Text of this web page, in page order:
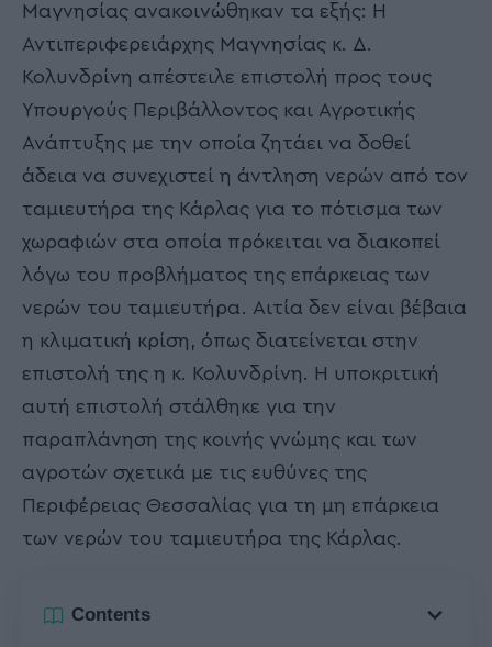
Μαγνησίας ανακοινώθηκαν τα εξής: Η
Αντιπεριφερειάρχης Μαγνησίας κ. Δ.
Κολυνδρίνη απέστειλε επιστολή προς τους
Υπουργούς Περιβάλλοντος και Αγροτικής
Ανάπτυξης με την οποία ζητάει να δοθεί
άδεια να συνεχιστεί η άντληση νερών από τον
ταμιευτήρα της Κάρλας για το πότισμα των
χωραφιών στα οποία πρόκειται να διακοπεί
λόγω του προβλήματος της επάρκειας των
νερών του ταμιευτήρα. Αιτία δεν είναι βέβαια
η κλιματική κρίση, όπως διατείνεται στην
επιστολή της η κ. Κολυνδρίνη. Η υποκριτική
αυτή επιστολή στάλθηκε για την
παραπλάνηση της κοινής γνώμης και των
αγροτών σχετικά με τις ευθύνες της
Περιφέρειας Θεσσαλίας για τη μη επάρκεια
των νερών του ταμιευτήρα της Κάρλας.
Contents